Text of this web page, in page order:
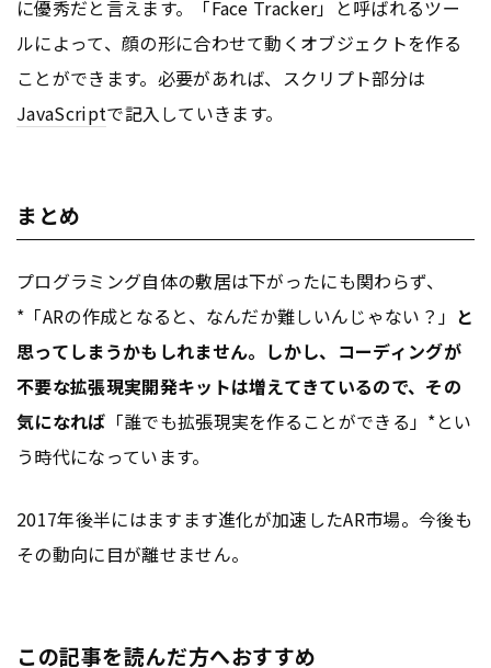
に優秀だと言えます。「Face Tracker」と呼ばれるツー
ルによって、顔の形に合わせて動くオブジェクトを作る
ことができます。必要があれば、スクリプト部分は
JavaScriptで記入していきます。
まとめ
プログラミング自体の敷居は下がったにも関わらず、
*「ARの作成となると、なんだか難しいんじゃない？」 と
思ってしまうかもしれません。しかし、コーディングが
不要な拡張現実開発キットは増えてきているので、その
気になれば 「誰でも拡張現実を作ることができる」*とい
う時代になっています。
2017年後半にはますます進化が加速したAR市場。今後も
その動向に目が離せません。
この記事を読んだ方へおすすめ